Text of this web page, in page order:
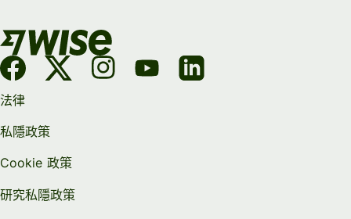
法律
私隱政策
Cookie 政策
研究私隱政策